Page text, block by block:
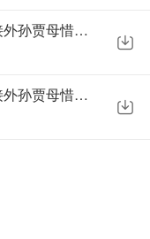
红楼梦003a托内兄如海荐西宾 接外孙贾母惜孤女(感谢赞赏)
红楼梦003b托内兄如海荐西宾 接外孙贾母惜孤女(感谢赞赏)